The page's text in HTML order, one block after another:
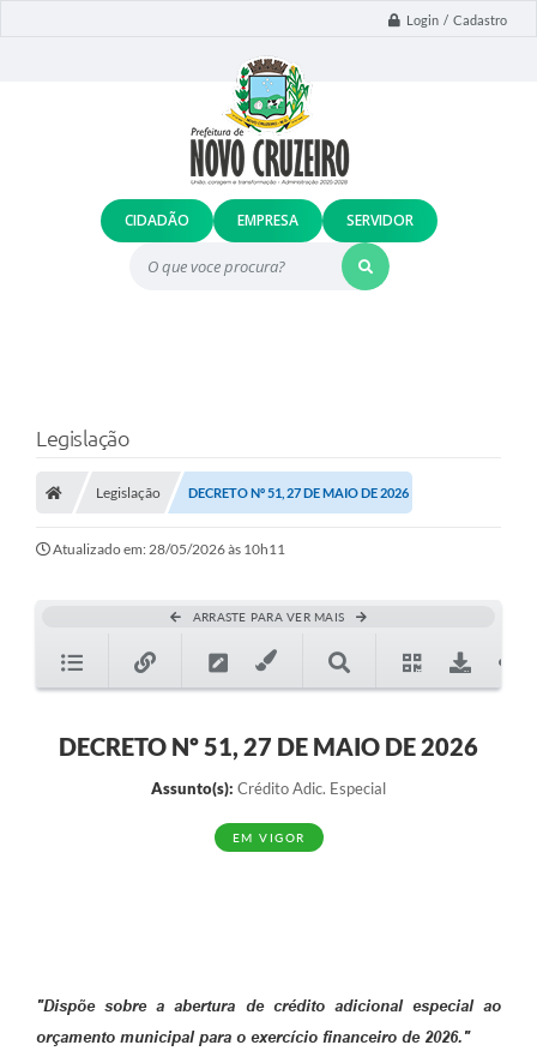
Login / Cadastro
O que voce procura?
CIDADÃO EMPRESA SERVIDOR
Legislação
Legislação DECRETO Nº 51, 27 DE MAIO DE 2026
Atualizado em: 28/05/2026 às 10h11
ARRASTE PARA VER MAIS
DECRETO Nº 51, 27 DE MAIO DE 2026
Assunto(s): Crédito Adic. Especial
EM VIGOR
"Dispõe sobre a abertura de crédito adicional especial ao
orçamento municipal para o exercício financeiro de 2026."